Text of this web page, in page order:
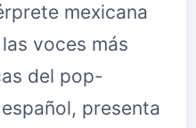
mexicana
voces más
del pop-
presenta